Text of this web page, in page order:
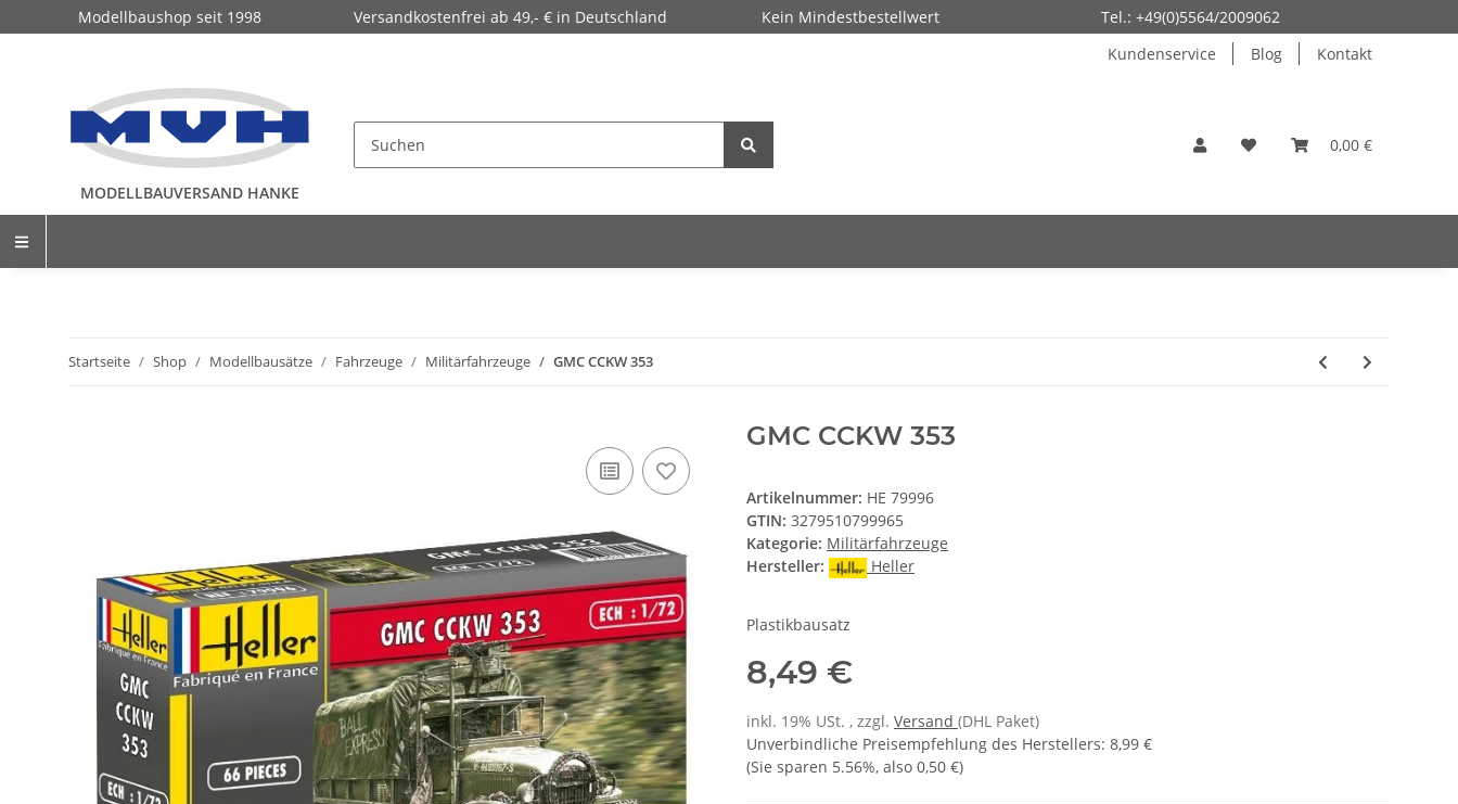
Modellbaushop seit 1998 Versandkostenfrei ab 49,- € in Deutschland Kein Mindestbestellwert
Tel.: +49(0)5564/2009062
Kundenservice
Blog Kontakt
MODELLBAUVERSAND HANKE
0,00 €
Startseite Shop Modellbausätze Fahrzeuge Militärfahrzeuge GMC CCKW 353
GMC CCKW 353
Artikelnummer: HE 79996
GTIN: 3279510799965
Kategorie: Militärfahrzeuge
Hersteller:
Heller
Plastikbausatz
8,49 €
inkl. 19% USt. , zzgl. Versand (DHL Paket)
Unverbindliche Preisempfehlung des Herstellers: 8,99 €
(Sie sparen 5.56%, also 0,50 €)